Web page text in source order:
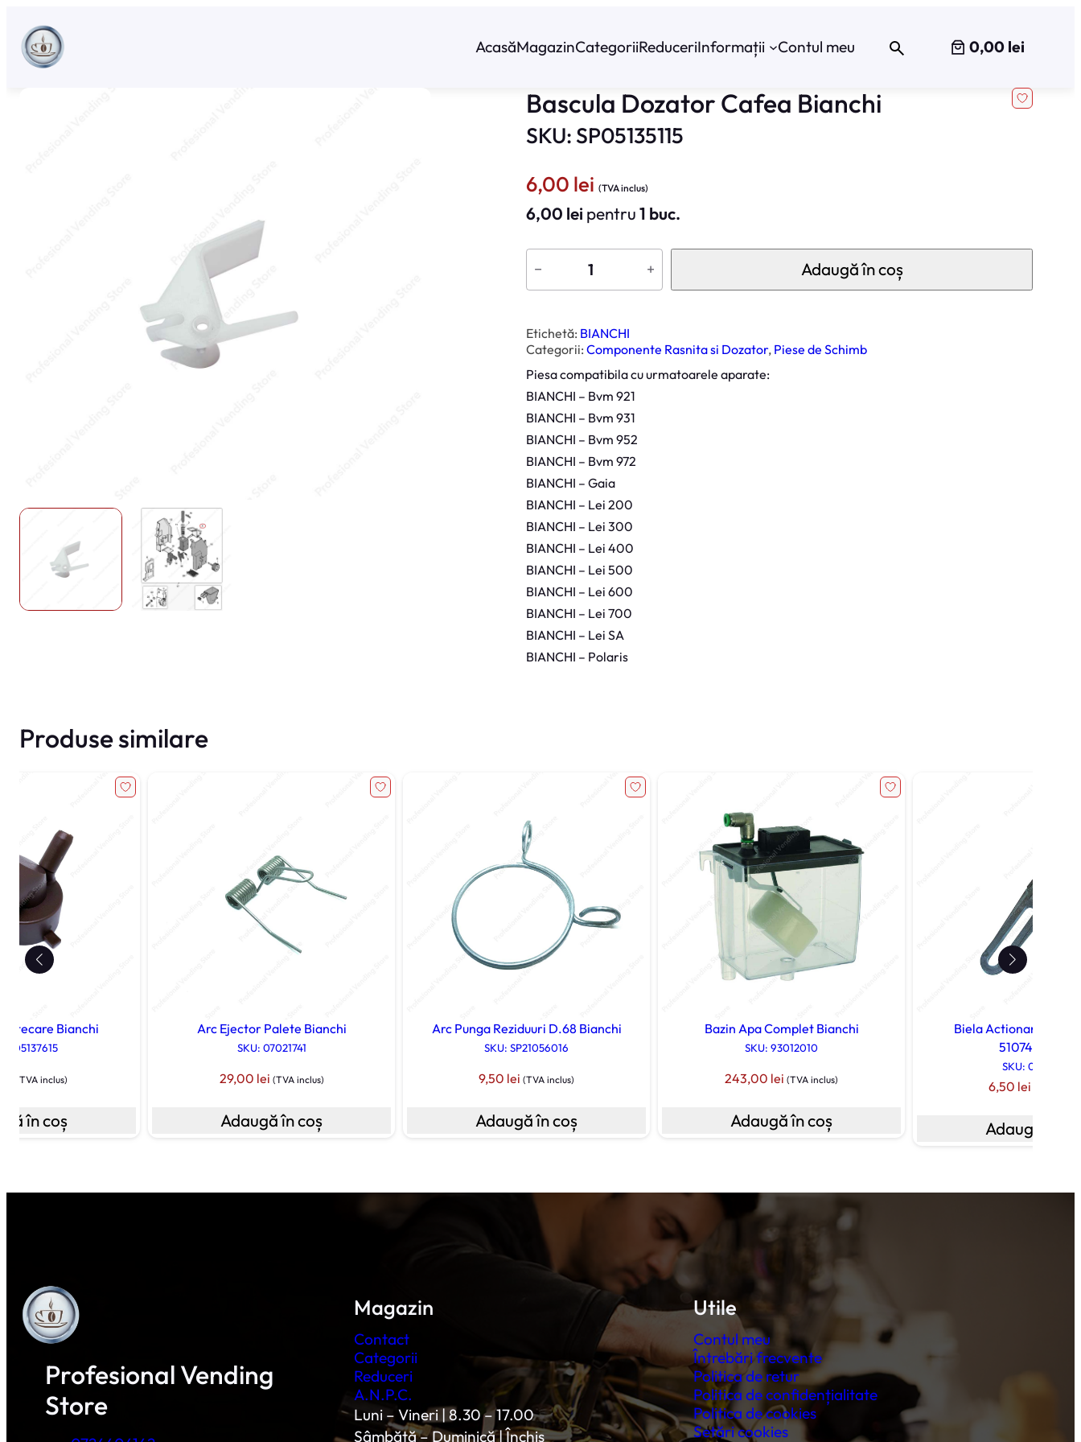
conținut
AcasăMagazinCategoriiReduceriInformații Contul meu 0,00 lei
Bascula Dozator Cafea Bianchi
SKU: SP05135115
6,00 lei (TVA inclus)
6,00 lei pentru1 buc.
C
t
t
e
B
s
c
u
l
a
D
o
z
a
t
o
r
C
a
f
e
a
B
a
c
− + Adaugă în coș
Etichetă: BIANCHI
Categorii: Componente Rasnita si Dozator, Piese de Schimb
Piesa compatibila cu urmatoarele aparate:
BIANCHI – Bvm 921
BIANCHI – Bvm 931
BIANCHI – Bvm 952
BIANCHI – Bvm 972
BIANCHI – Gaia
BIANCHI – Lei 200
BIANCHI – Lei 300
BIANCHI – Lei 400
BIANCHI – Lei 500
BIANCHI – Lei 600
BIANCHI – Lei 700
BIANCHI – Lei SA
BIANCHI – Polaris
Produse similare
Bianchi
(TVA inclus)
în coș
Arc Ejector Palete Bianchi
SKU: 07021741
29,00 lei (TVA inclus)
Adaugă în coș
Arc Punga Reziduuri D.68 Bianchi
SKU: SP21056016
9,50 lei (TVA inclus)
Adaugă în coș
Bazin Apa Complet Bianchi
SKU: 93012010
243,00 lei (TVA inclus)
Adaugă în coș
Biela Actionare Grup
5107425M09
SKU: 05107415
6,50 lei
Adaugă în
Profesional Vending
Store
Magazin
Contact
Categorii
Reduceri
A.N.P.C.
Luni – Vineri | 8.30 – 17.00
Sâmbătă – Duminică | Închis
Utile
Contul meu
Întrebări frecvente
Politica de retur
Politica de confidențialitate
Politica de cookies
Setări cookies